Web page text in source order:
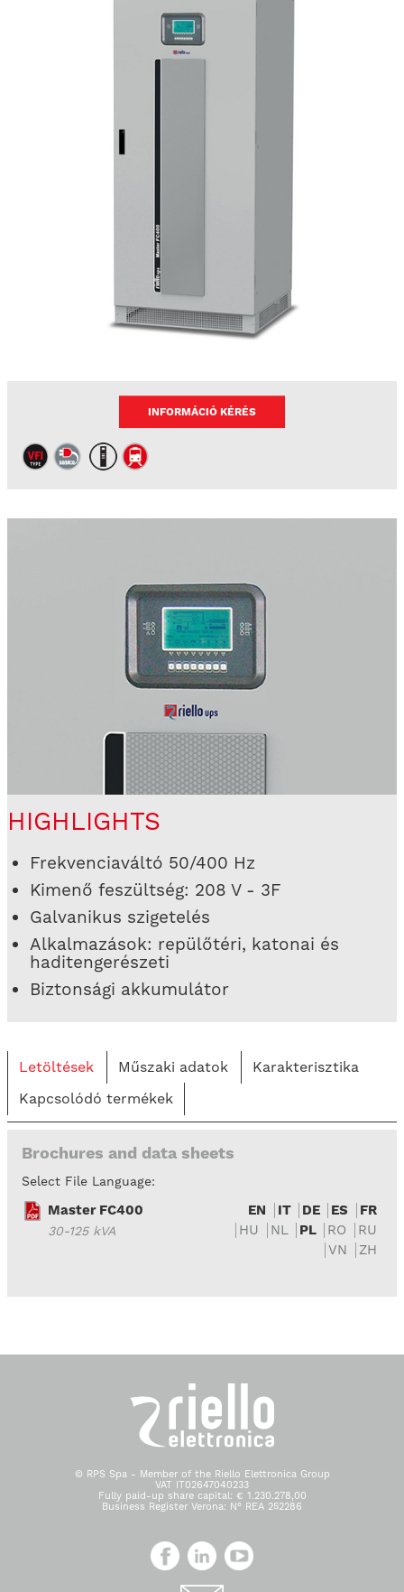
INFORMÁCIÓ KÉRÉS
HIGHLIGHTS
Frekvenciaváltó 50/400 Hz
Kimenő feszültség: 208 V - 3F
Galvanikus szigetelés
Alkalmazások: repülőtéri, katonai és
haditengerészeti
Biztonsági akkumulátor
Letöltések Műszaki adatok
Karakterisztika
Kapcsolódó termékek
Brochures and data sheets
Select File Language:
Master FC400
30-125 kVA
EN IT DE ES
FR
HU
NL PL RO
RU
VN
ZH
© RPS Spa - Member of the Riello Elettronica Group
VAT IT02647040233
Fully paid-up share capital: € 1.230.278,00
Business Register Verona: N° REA 252286